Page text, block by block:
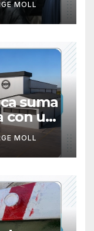
MOLL
suma
con una
MOLL